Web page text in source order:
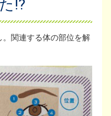
関連する体の部位を解